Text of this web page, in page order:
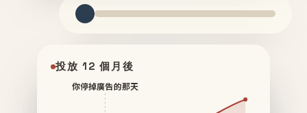
投放 12 個月後
你停掉廣告的那天